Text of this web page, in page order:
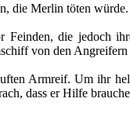
die Merlin töten
die jedoch
von den Angreifern
Armreif. Um ihr
dass er Hilfe